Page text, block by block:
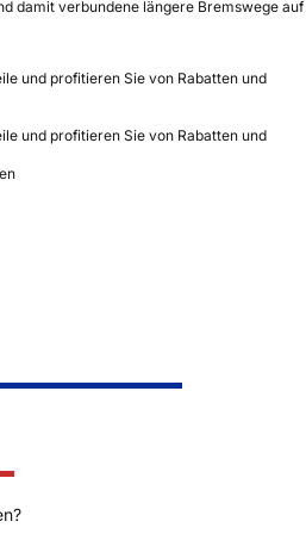
damit verbundene längere Bremswege auf
und profitieren Sie von Rabatten und
und profitieren Sie von Rabatten und